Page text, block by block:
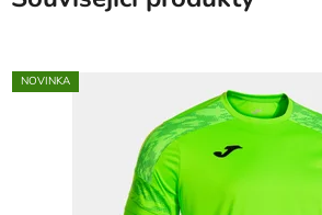
NOVINKA